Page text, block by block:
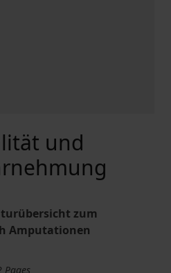
und
zum
Amputationen
Pages